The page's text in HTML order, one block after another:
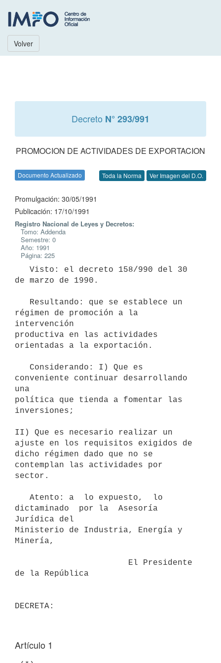
Volver
Decreto N° 293/991
PROMOCION DE ACTIVIDADES DE EXPORTACION
Documento Actualizado Toda la Norma Ver Imagen del D.O.
Promulgación: 30/05/1991
Publicación: 17/10/1991
Registro Nacional de Leyes y Decretos:
Tomo: Addenda
Semestre: 0
Año: 1991
Página: 225
de marzo de 1990.
régimen de promoción a la
intervención
productiva en las actividades
orientadas a la exportación.
conveniente continuar desarrollando
una
política que tienda a fomentar las
inversiones;
II) Que es necesario realizar un
ajuste en los requisitos exigidos de
dicho régimen dado que no se
contemplan las actividades por
sector.
dictaminado  por la  Asesoría
Jurídica del
Ministerio de Industria, Energía y
Minería,
de la República
Artículo 1